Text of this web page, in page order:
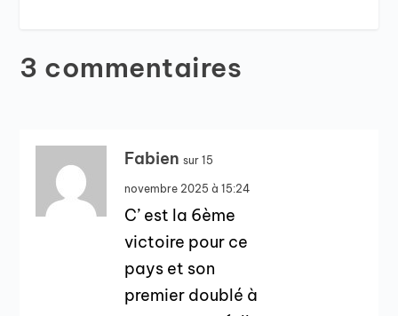
3 commentaires
Fabien sur 15
novembre 2025 à 15:24
C’ est la 6ème
victoire pour ce
pays et son
premier doublé à